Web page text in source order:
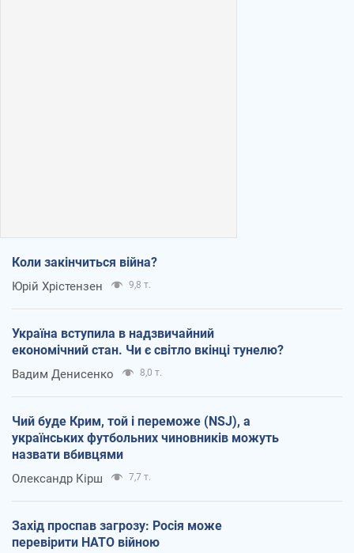
Коли закінчиться війна?
Юрій Хрістензен 9,8 т.
Україна вступила в надзвичайний
економічний стан. Чи є світло вкінці тунелю?
Вадим Денисенко 8,0 т.
Чий буде Крим, той і переможе (NSJ), а
українських футбольних чиновників можуть
назвати вбивцями
Олександр Кірш 7,7 т.
Захід проспав загрозу: Росія може
перевірити НАТО війною